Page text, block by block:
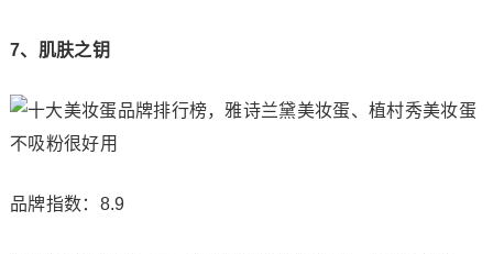
7、肌肤之钥
品牌指数：8.9